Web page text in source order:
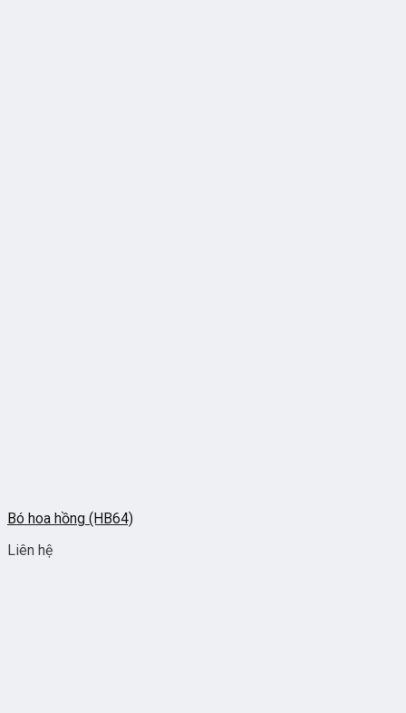
Bó hoa hồng (HB64)
Liên hệ